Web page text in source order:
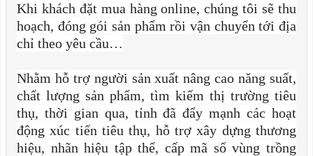
Khi khách đặt mua hàng online, chúng tôi sẽ thu
hoạch, đóng gói sản phẩm rồi vận chuyển tới địa
chỉ theo yêu cầu…
Nhằm hỗ trợ người sản xuất nâng cao năng suất,
chất lượng sản phẩm, tìm kiếm thị trường tiêu
thụ, thời gian qua, tỉnh đã đẩy mạnh các hoạt
động xúc tiến tiêu thụ, hỗ trợ xây dựng thương
hiệu, nhãn hiệu tập thể, cấp mã số vùng trồng